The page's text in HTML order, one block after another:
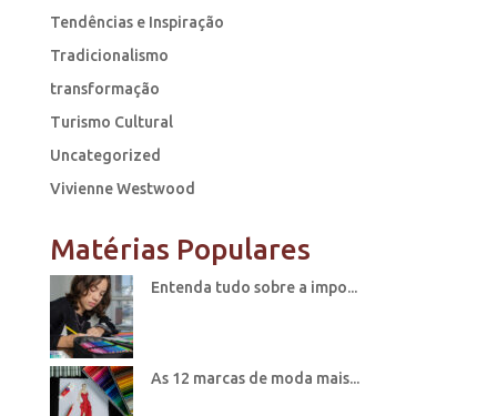
Tendências e Inspiração
Tradicionalismo
transformação
Turismo Cultural
Uncategorized
Vivienne Westwood
Matérias Populares
Entenda tudo sobre a impo...
As 12 marcas de moda mais...